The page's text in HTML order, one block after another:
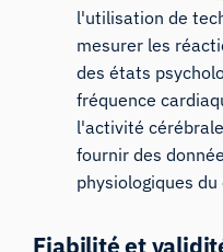
l'utilisation de
mesurer les
des états
fréquence
l'activité
fournir des
physiologiques
Fiabilité et